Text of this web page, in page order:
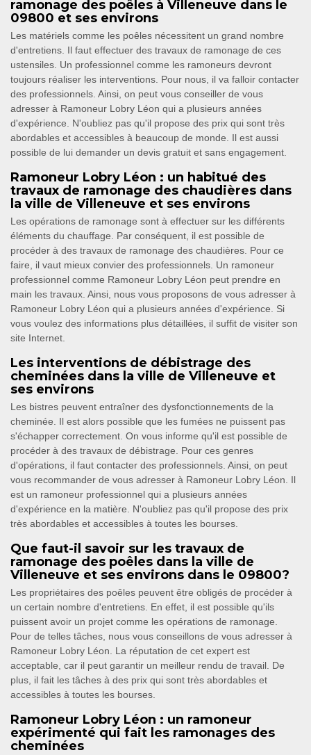
ramonage des poêles à Villeneuve dans le
09800 et ses environs
Les matériels comme les poêles nécessitent un grand nombre
d'entretiens. Il faut effectuer des travaux de ramonage de ces
ustensiles. Un professionnel comme les ramoneurs devront
toujours réaliser les interventions. Pour nous, il va falloir contacter
des professionnels. Ainsi, on peut vous conseiller de vous
adresser à Ramoneur Lobry Léon qui a plusieurs années
d'expérience. N'oubliez pas qu'il propose des prix qui sont très
abordables et accessibles à beaucoup de monde. Il est aussi
possible de lui demander un devis gratuit et sans engagement.
Ramoneur Lobry Léon : un habitué des
travaux de ramonage des chaudières dans
la ville de Villeneuve et ses environs
Les opérations de ramonage sont à effectuer sur les différents
éléments du chauffage. Par conséquent, il est possible de
procéder à des travaux de ramonage des chaudières. Pour ce
faire, il vaut mieux convier des professionnels. Un ramoneur
professionnel comme Ramoneur Lobry Léon peut prendre en
main les travaux. Ainsi, nous vous proposons de vous adresser à
Ramoneur Lobry Léon qui a plusieurs années d'expérience. Si
vous voulez des informations plus détaillées, il suffit de visiter son
site Internet.
Les interventions de débistrage des
cheminées dans la ville de Villeneuve et
ses environs
Les bistres peuvent entraîner des dysfonctionnements de la
cheminée. Il est alors possible que les fumées ne puissent pas
s'échapper correctement. On vous informe qu'il est possible de
procéder à des travaux de débistrage. Pour ces genres
d'opérations, il faut contacter des professionnels. Ainsi, on peut
vous recommander de vous adresser à Ramoneur Lobry Léon. Il
est un ramoneur professionnel qui a plusieurs années
d'expérience en la matière. N'oubliez pas qu'il propose des prix
très abordables et accessibles à toutes les bourses.
Que faut-il savoir sur les travaux de
ramonage des poêles dans la ville de
Villeneuve et ses environs dans le 09800?
Les propriétaires des poêles peuvent être obligés de procéder à
un certain nombre d'entretiens. En effet, il est possible qu'ils
puissent avoir un projet comme les opérations de ramonage.
Pour de telles tâches, nous vous conseillons de vous adresser à
Ramoneur Lobry Léon. La réputation de cet expert est
acceptable, car il peut garantir un meilleur rendu de travail. De
plus, il fait les tâches à des prix qui sont très abordables et
accessibles à toutes les bourses.
Ramoneur Lobry Léon : un ramoneur
expérimenté qui fait les ramonages des
cheminées